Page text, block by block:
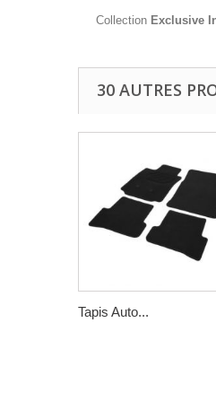
Collection Exclusive
30 AUTRES
Tapis Auto...